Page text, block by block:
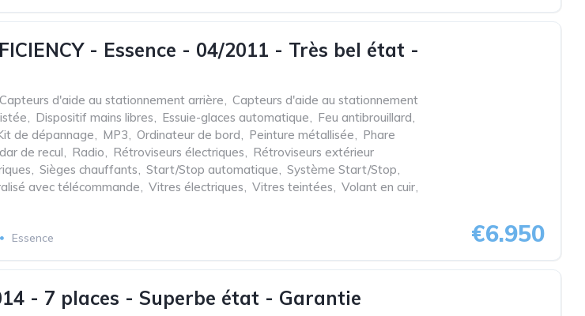
- Essence - 04/2011 - Très bel état -
Capteurs d'aide au stationnement arrière, Capteurs d'aide au stationnement
, Dispositif mains libres, Essuie-glaces automatique, Feu antibrouillard,
de dépannage, MP3, Ordinateur de bord, Peinture métallisée, Phare
de recul, Radio, Rétroviseurs électriques, Rétroviseurs extérieur
, Sièges chauffants, Start/Stop automatique, Système Start/Stop,
avec télécommande, Vitres électriques, Vitres teintées, Volant en cuir,
Essence €6.950
- 7 places - Superbe état - Garantie